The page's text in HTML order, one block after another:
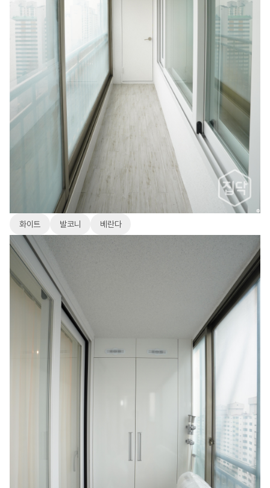
화이트 발코니 베란다